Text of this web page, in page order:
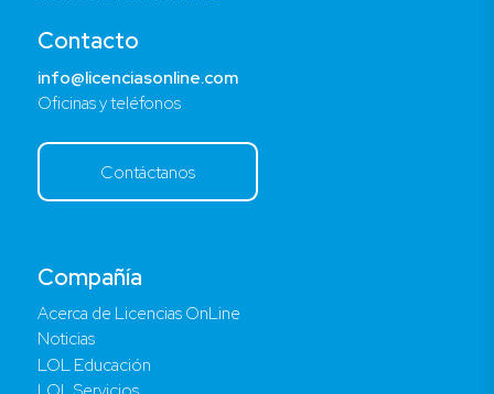
Compañía
Acerca de Licencias OnLine
Noticias
LOL Educación
Contacto
info@licenciasonline.com
Oficinas y teléfonos
Contáctanos